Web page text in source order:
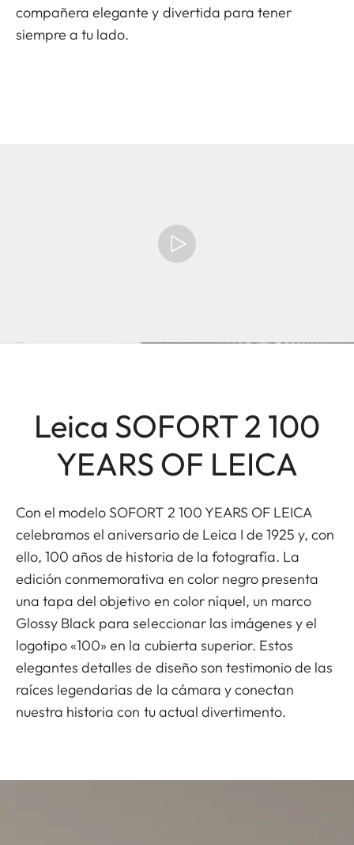
compañera elegante y divertida para tener
siempre a tu lado.
Leica SOFORT 2 100
YEARS OF LEICA
Con el modelo SOFORT 2 100 YEARS OF LEICA
celebramos el aniversario de Leica I de 1925 y, con
ello, 100 años de historia de la fotografía. La
edición conmemorativa en color negro presenta
una tapa del objetivo en color níquel, un marco
Glossy Black para seleccionar las imágenes y el
logotipo «100» en la cubierta superior. Estos
elegantes detalles de diseño son testimonio de las
raíces legendarias de la cámara y conectan
nuestra historia con tu actual divertimento.